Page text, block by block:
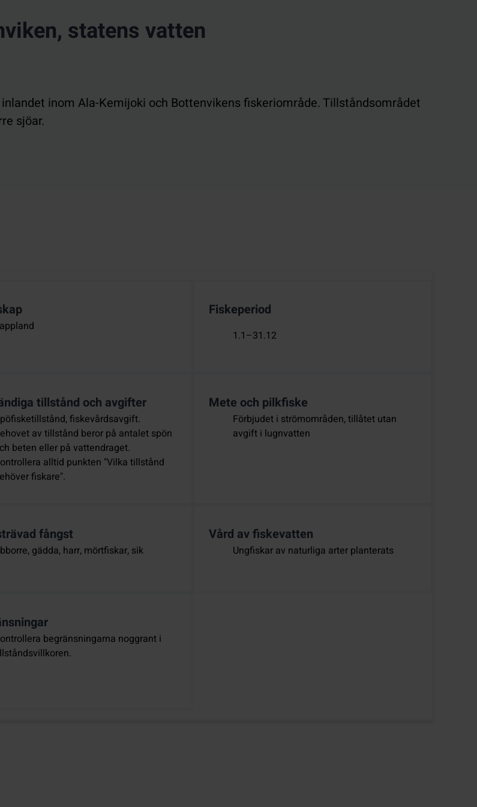
statens vatten
inom Ala-Kemijoki och Bottenvikens fiskeriområde. Tillståndsområdet
sjöar.
Fiskeperiod
1.1–31.12
tillstånd och avgifter
fiskevårdsavgift.
av tillstånd beror på antalet spön
beten eller på vattendraget.
alltid punkten "Vilka tillstånd
fiskare".
Mete och pilkfiske
Förbjudet i strömområden, tillåtet utan
avgift i lugnvatten
fångst
gädda, harr, mörtfiskar, sik
Vård av fiskevatten
Ungfiskar av naturliga arter planterats
begränsningarna noggrant i